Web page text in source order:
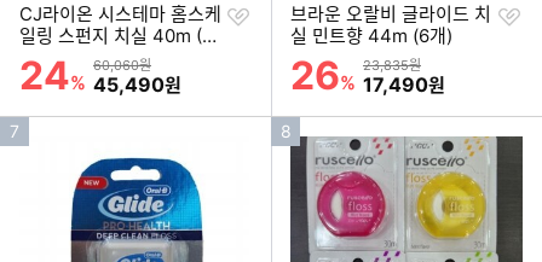
CJ라이온 시스테마 홈스케
일링 스펀지 치실 40m (2
4개)
할인률
24%
상품금액
60,060원
할인금액
45,490원
찜
브라운 오랄비 글라이드 치
실 민트향 44m (6개)
할인률
26%
상품금액
23,835원
할인금액
17,490원
찜
인
7
인
8